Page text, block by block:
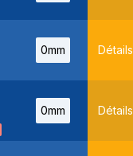
0mm Détails
0mm Détails